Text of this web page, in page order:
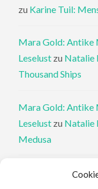
zu Karine Tuil:
Mara Gold: Antike
Leselust zu Natalie
Thousand Ships
Mara Gold: Antike
Leselust zu Natalie
Medusa
Philippa Perry: